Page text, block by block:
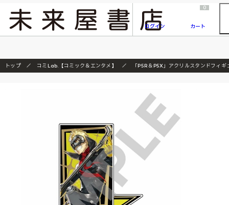
『ONE PIECE magazine 021 ONE PIECEカード付き同梱版』発売延期のご案内
ログイン
0
カート
トップ コミLab.【コミック＆エンタメ】 「P5R＆P5X」アクリルスタンドフィギ